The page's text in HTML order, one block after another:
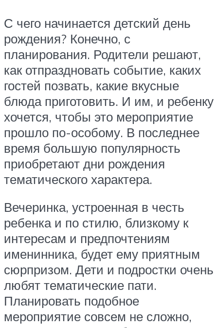
С чего начинается детский день
рождения? Конечно, с
планирования. Родители решают,
как отпраздновать событие, каких
гостей позвать, какие вкусные
блюда приготовить. И им, и ребенку
хочется, чтобы это мероприятие
прошло по-особому. В последнее
время большую популярность
приобретают дни рождения
тематического характера.
Вечеринка, устроенная в честь
ребенка и по стилю, близкому к
интересам и предпочтениям
именинника, будет ему приятным
сюрпризом. Дети и подростки очень
любят тематические пати.
Планировать подобное
мероприятие совсем не сложно,